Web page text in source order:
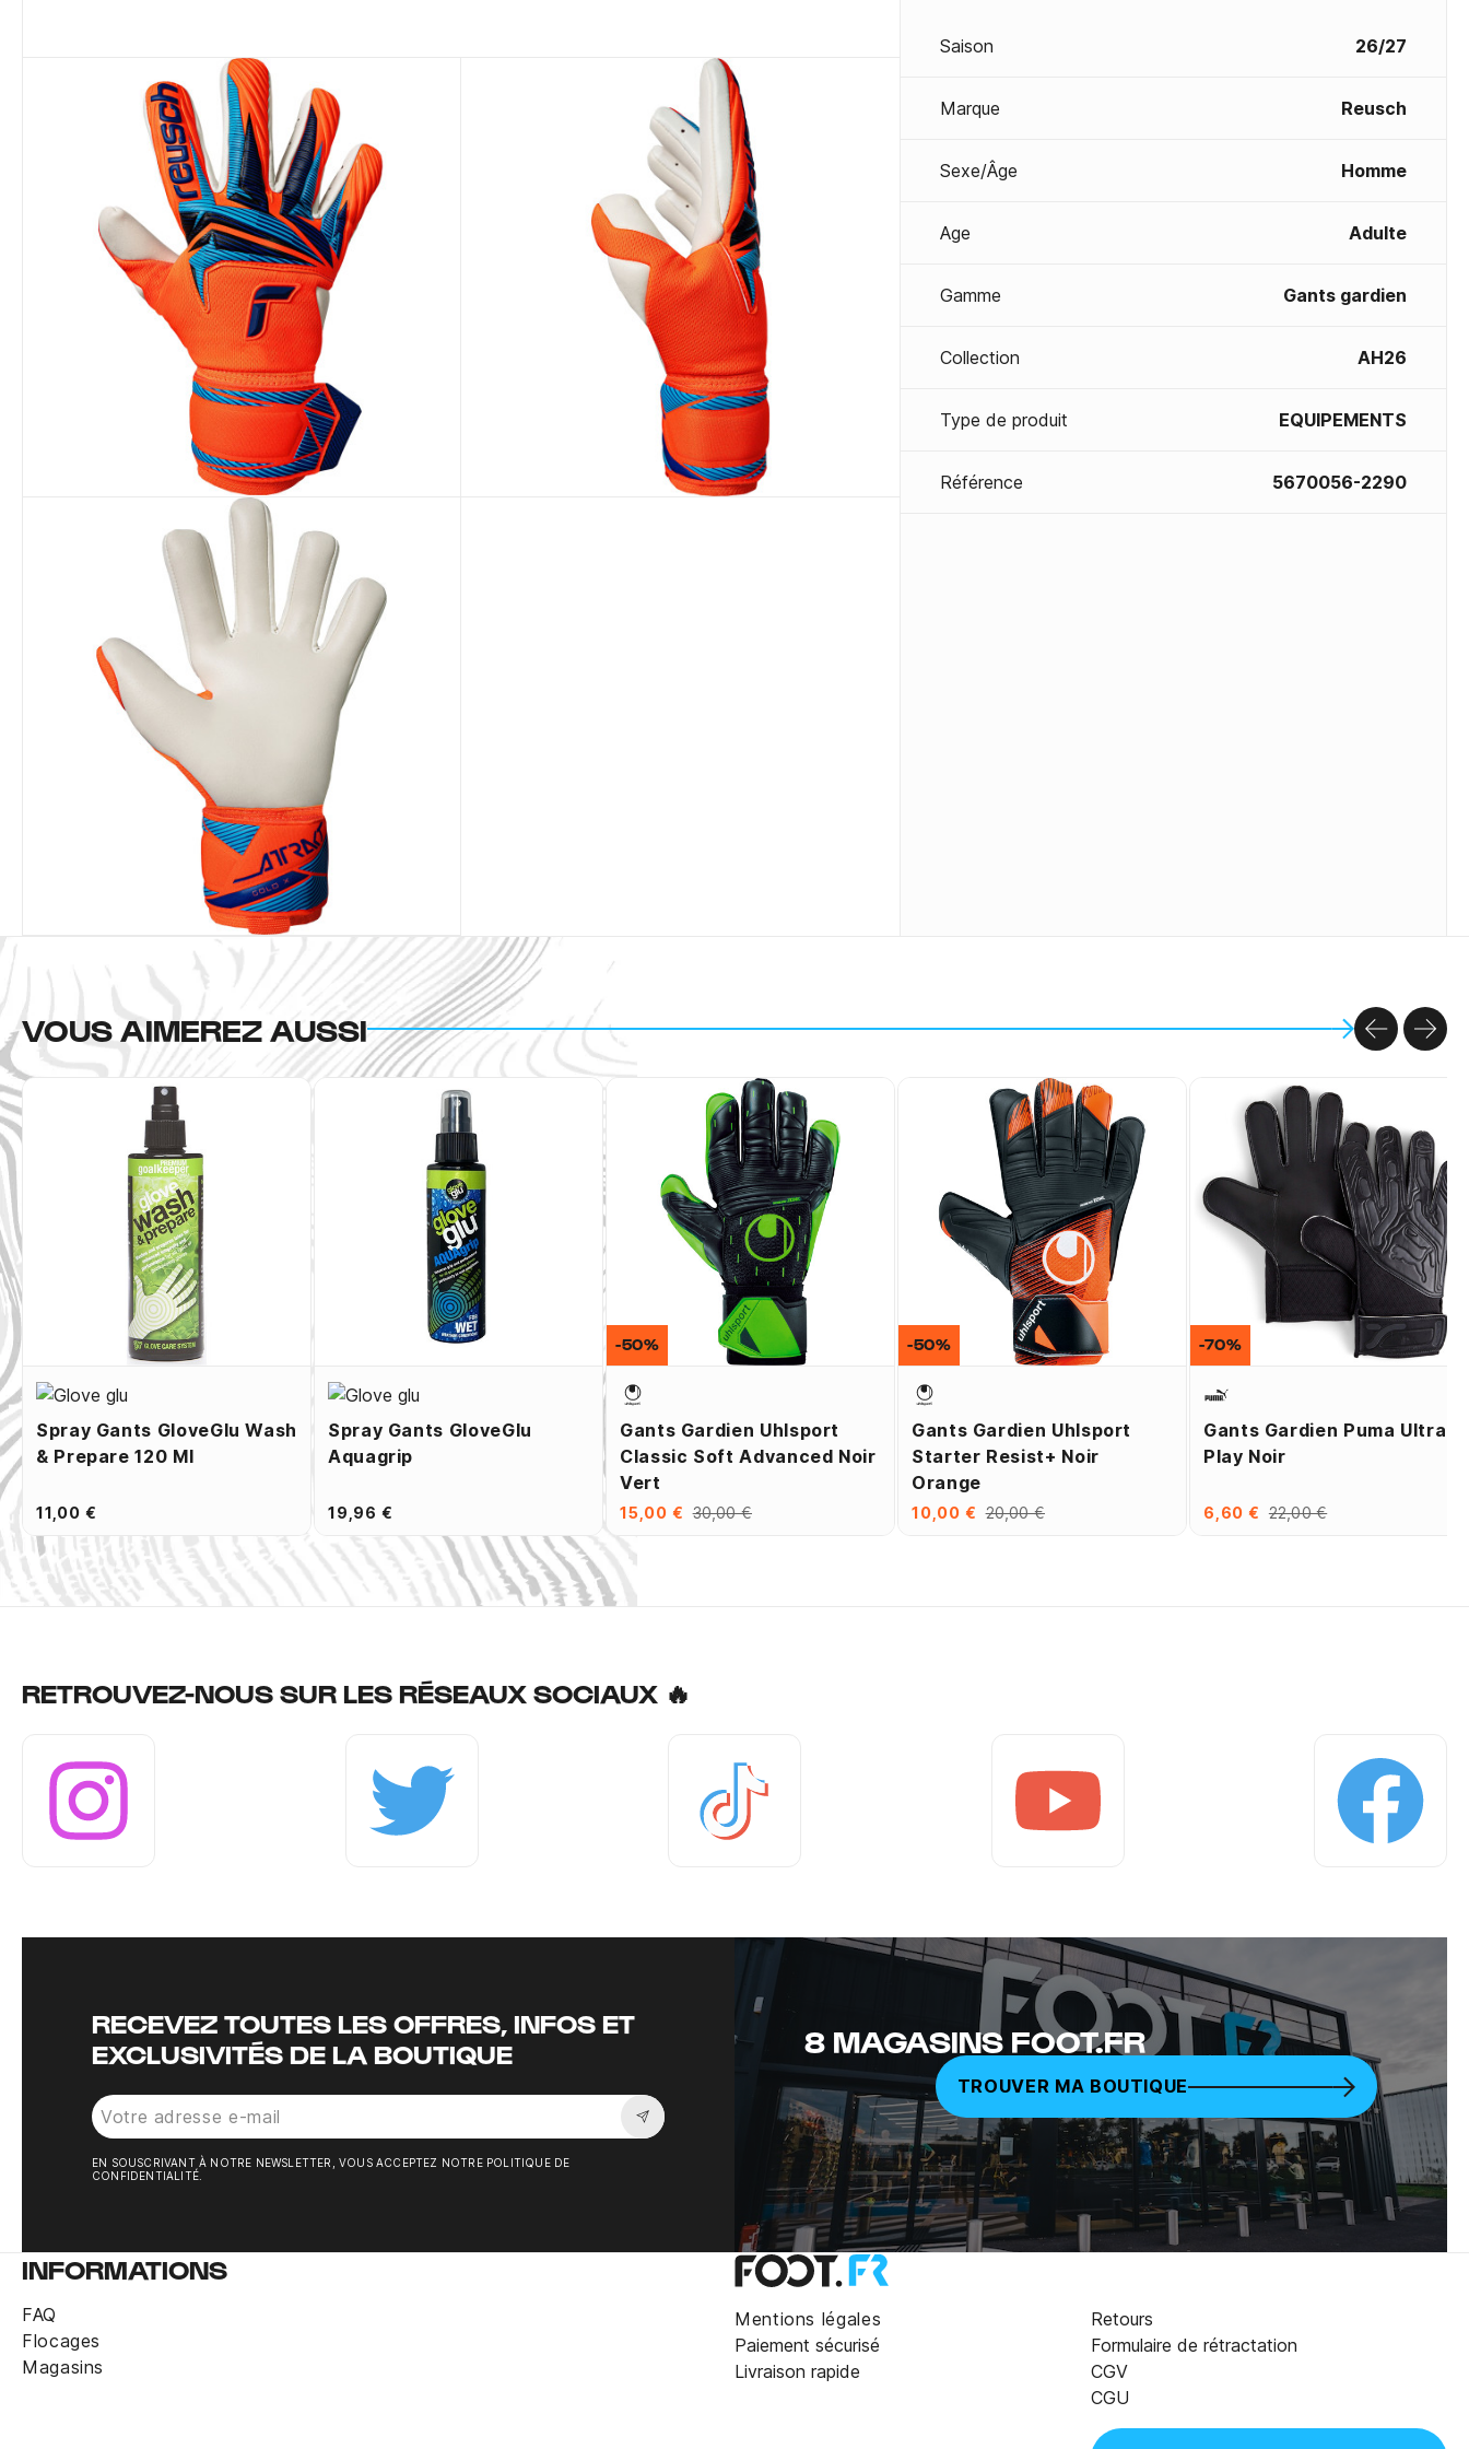
Saison 26/27
Marque Reusch
Sexe/Âge Homme
Age Adulte
Gamme Gants gardien
Collection AH26
Type de produit EQUIPEMENTS
Référence 5670056-2290
VOUS AIMEREZ AUSSI
Spray Gants GloveGlu Wash
& Prepare 120 Ml
11,00 €
Spray Gants GloveGlu
Aquagrip
19,96 €
Gants Gardien Uhlsport
Classic Soft Advanced Noir
Vert
15,00 € 30,00 €
-50%
Gants Gardien Uhlsport
Starter Resist+ Noir
Orange
10,00 € 20,00 €
-50%
Gants Gardien Puma Ultra
Play Noir
6,60 € 22,00 €
-70%
RETROUVEZ-NOUS SUR LES RÉSEAUX SOCIAUX 🔥
RECEVEZ TOUTES LES OFFRES, INFOS ET
EXCLUSIVITÉS DE LA BOUTIQUE
Souscrire à la newsletter
EN SOUSCRIVANT À NOTRE NEWSLETTER, VOUS ACCEPTEZ NOTRE POLITIQUE DE
CONFIDENTIALITÉ.
8 MAGASINS FOOT.FR
TROUVER MA BOUTIQUE
INFORMATIONS
FAQ
Flocages
Magasins
Mentions légales
Paiement sécurisé
Livraison rapide
Retours
Formulaire de rétractation
CGV
CGU